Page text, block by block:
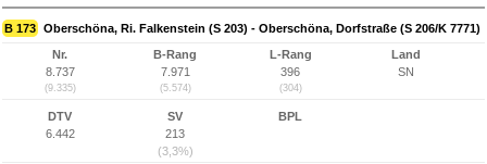
B 173 Oberschöna, Ri. Falkenstein (S 203) - Oberschöna, Dorfstraße (S 206/K 7771)
Nr.
8.737
(9.335)
B-Rang
7.971
(5.574)
L-Rang
396
(304)
Land
SN
DTV
6.442
SV
213
(3,3%)
BPL